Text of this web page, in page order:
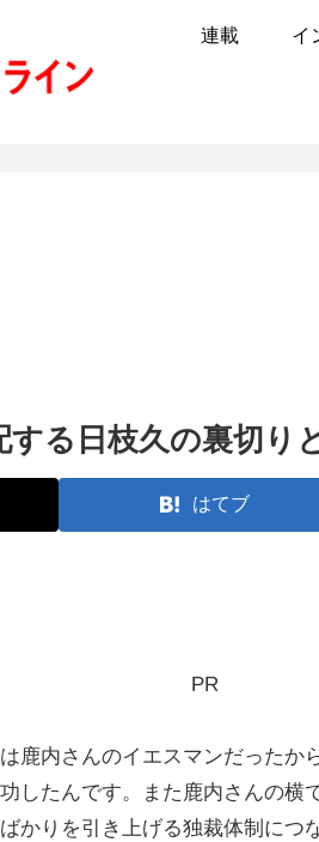
連載 イ
る日枝久の裏切り
はてブ
PR
鹿内さんのイエスマンだった
したんです。また鹿内さんの横
かりを引き上げる独裁体制につ